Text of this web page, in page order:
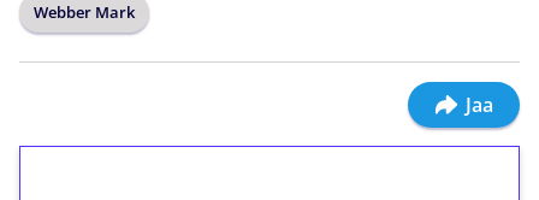
Webber Mark
Jaa